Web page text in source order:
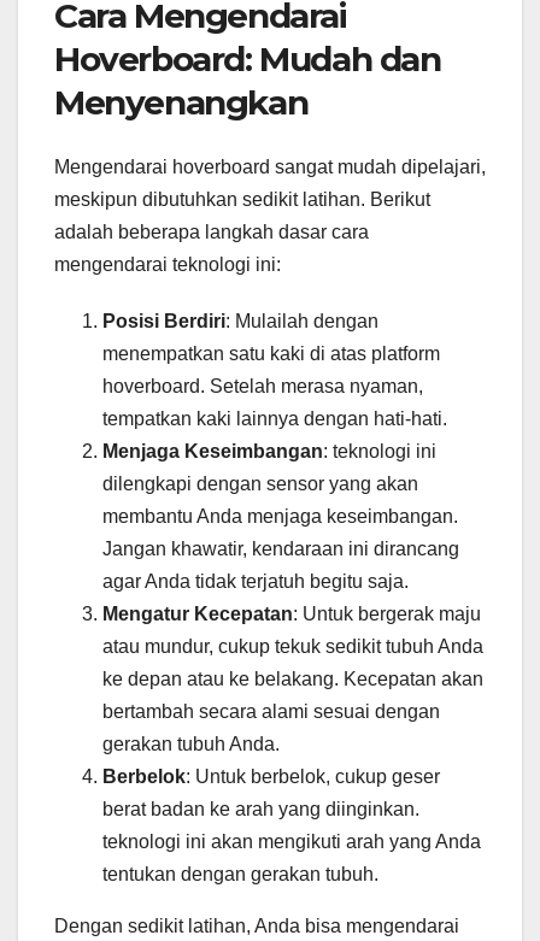
Cara Mengendarai
Hoverboard: Mudah dan
Menyenangkan
Mengendarai hoverboard sangat mudah dipelajari,
meskipun dibutuhkan sedikit latihan. Berikut
adalah beberapa langkah dasar cara
mengendarai teknologi ini:
Posisi Berdiri: Mulailah dengan
menempatkan satu kaki di atas platform
hoverboard. Setelah merasa nyaman,
tempatkan kaki lainnya dengan hati-hati.
Menjaga Keseimbangan: teknologi ini
dilengkapi dengan sensor yang akan
membantu Anda menjaga keseimbangan.
Jangan khawatir, kendaraan ini dirancang
agar Anda tidak terjatuh begitu saja.
Mengatur Kecepatan: Untuk bergerak maju
atau mundur, cukup tekuk sedikit tubuh Anda
ke depan atau ke belakang. Kecepatan akan
bertambah secara alami sesuai dengan
gerakan tubuh Anda.
Berbelok: Untuk berbelok, cukup geser
berat badan ke arah yang diinginkan.
teknologi ini akan mengikuti arah yang Anda
tentukan dengan gerakan tubuh.
Dengan sedikit latihan, Anda bisa mengendarai